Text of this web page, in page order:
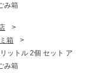
み箱
>
箱
>
ットル 2個 セット ア
み箱